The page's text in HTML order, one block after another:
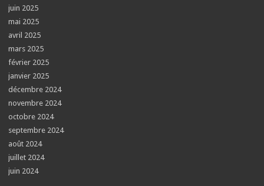
juin 2025
mai 2025
avril 2025
mars 2025
février 2025
janvier 2025
décembre 2024
novembre 2024
octobre 2024
septembre 2024
août 2024
juillet 2024
juin 2024